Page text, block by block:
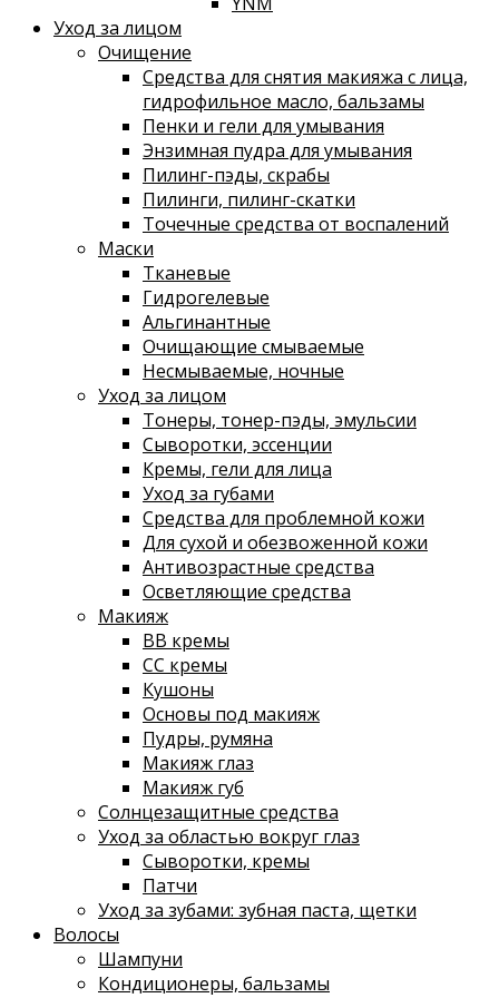
Уход за лицом
Очищение
Средства для снятия макияжа с лица,
гидрофильное масло, бальзамы
Пенки и гели для умывания
Энзимная пудра для умывания
Пилинг-пэды, скрабы
Пилинги, пилинг-скатки
Точечные средства от воспалений
Маски
Тканевые
Гидрогелевые
Альгинантные
Очищающие смываемые
Несмываемые, ночные
Уход за лицом
Тонеры, тонер-пэды, эмульсии
Сыворотки, эссенции
Кремы, гели для лица
Уход за губами
Средства для проблемной кожи
Для сухой и обезвоженной кожи
Антивозрастные средства
Осветляющие средства
Макияж
ВВ кремы
СС кремы
Кушоны
Основы под макияж
Пудры, румяна
Макияж глаз
Макияж губ
Солнцезащитные средства
Уход за областью вокруг глаз
Сыворотки, кремы
Патчи
Уход за зубами: зубная паста, щетки
Волосы
Шампуни
Кондиционеры, бальзамы